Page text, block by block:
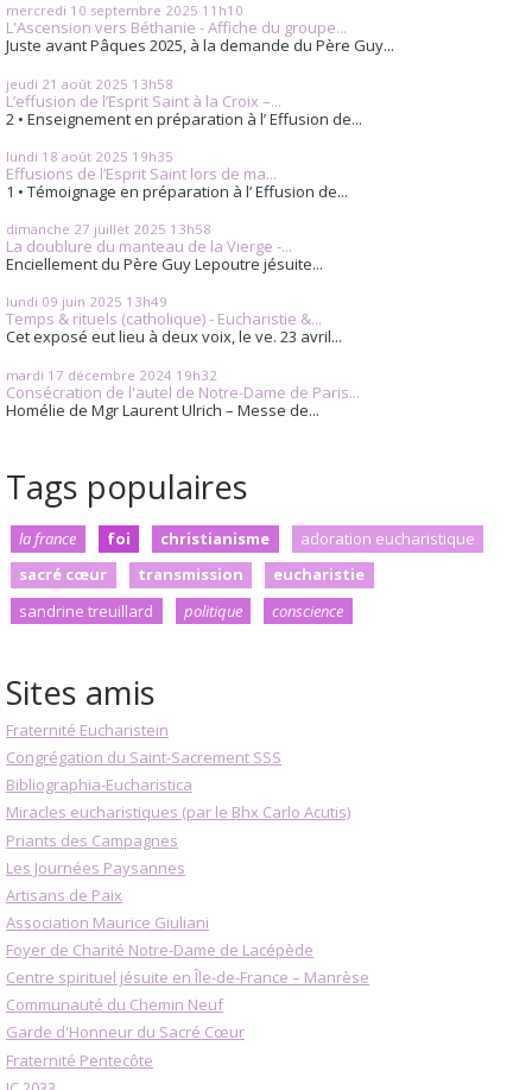
mercredi 10 septembre 2025 11h10
L'Ascension vers Béthanie - Affiche du groupe...
Juste avant Pâques 2025, à la demande du Père Guy...
jeudi 21 août 2025 13h58
L’effusion de l’Esprit Saint à la Croix –...
2 • Enseignement en préparation à l’ Effusion de...
lundi 18 août 2025 19h35
Effusions de l’Esprit Saint lors de ma...
1 • Témoignage en préparation à l’ Effusion de...
dimanche 27 juillet 2025 13h58
La doublure du manteau de la Vierge -...
Enciellement du Père Guy Lepoutre jésuite...
lundi 09 juin 2025 13h49
Temps & rituels (catholique) - Eucharistie &...
Cet exposé eut lieu à deux voix, le ve. 23 avril...
mardi 17 décembre 2024 19h32
Consécration de l'autel de Notre-Dame de Paris...
Homélie de Mgr Laurent Ulrich – Messe de...
Tags populaires
la france foi christianisme
adoration eucharistique
sacré cœur
transmission
eucharistie
sandrine treuillard
politique conscience
Sites amis
Fraternité Eucharistein
Congrégation du Saint-Sacrement SSS
Bibliographia-Eucharistica
Miracles eucharistiques (par le Bhx Carlo Acutis)
Priants des Campagnes
Les Journées Paysannes
Artisans de Paix
Association Maurice Giuliani
Foyer de Charité Notre-Dame de Lacépède
Centre spirituel jésuite en Île-de-France – Manrèse
Communauté du Chemin Neuf
Garde d'Honneur du Sacré Cœur
Fraternité Pentecôte